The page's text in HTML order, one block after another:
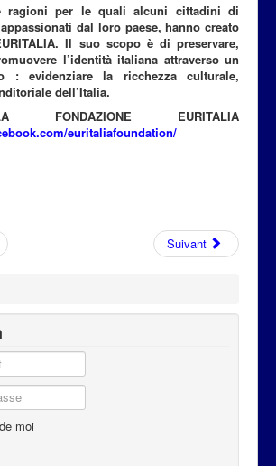
ragioni per le quali alcuni cittadini di
dal loro paese, hanno creato
Il suo scopo è di preservare,
l’identità italiana attraverso un
: evidenziare la ricchezza culturale,
dell’Italia.
FONDAZIONE EURITALIA
euritaliafoundation/
Suivant
moi